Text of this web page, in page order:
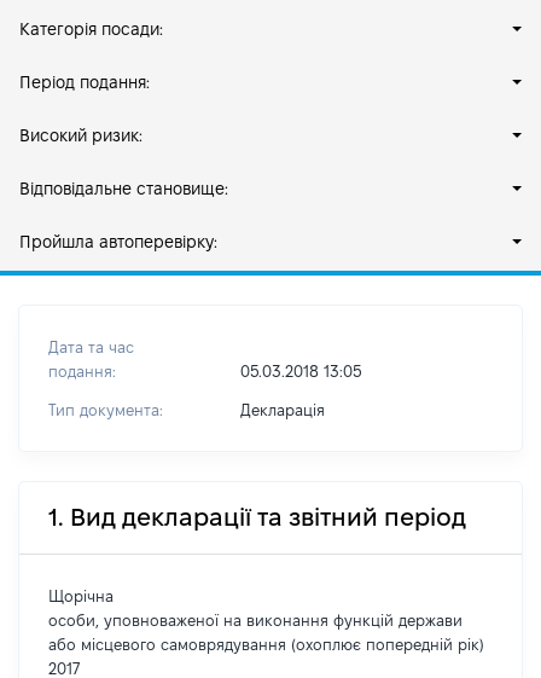
Категорія посади:
Період подання:
Високий ризик:
Відповідальне становище:
Пройшла автоперевірку:
Дата та час
подання:
05.03.2018 13:05
Тип документа: Декларація
1. Вид декларації та звітний період
Щорічна
особи, уповноваженої на виконання функцій держави
або місцевого самоврядування (охоплює попередній рік)
2017